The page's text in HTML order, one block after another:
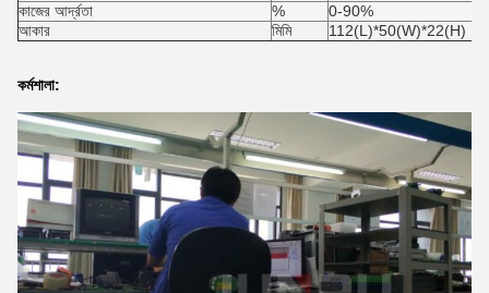
কাজের আর্দ্রতা
%
0-90%
আকার
মিমি 112(L)*50(W)*22(H)
কর্মশালা: